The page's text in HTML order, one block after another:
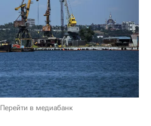
Перейти в медиабанк